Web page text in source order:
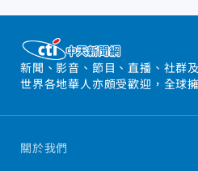
新聞、影音、節目、直播、社群
世界各地華人亦頗受歡迎，全球
關於我們